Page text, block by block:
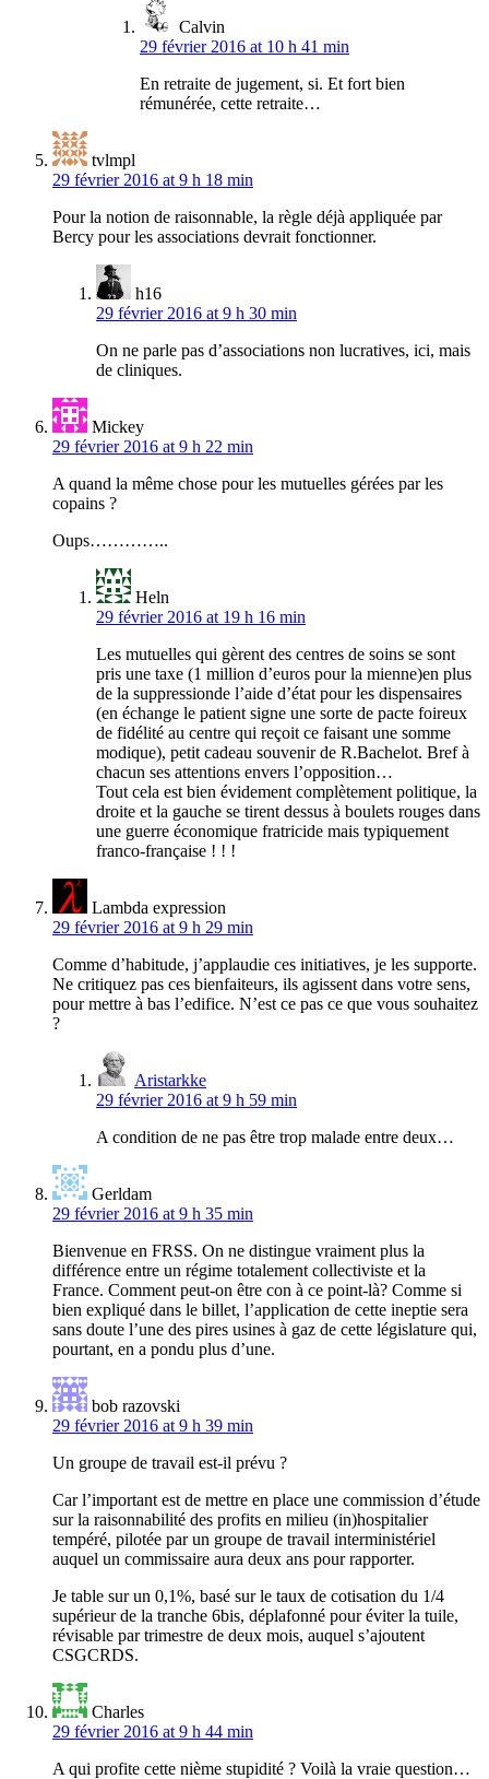
Calvin
29 février 2016 at 10 h 41 min
En retraite de jugement, si. Et fort bien
rémunérée, cette retraite…
tvlmpl
29 février 2016 at 9 h 18 min
Pour la notion de raisonnable, la règle déjà appliquée par
Bercy pour les associations devrait fonctionner.
h16
29 février 2016 at 9 h 30 min
On ne parle pas d’associations non lucratives, ici, mais
de cliniques.
Mickey
29 février 2016 at 9 h 22 min
A quand la même chose pour les mutuelles gérées par les
copains ?
Oups…………..
Heln
29 février 2016 at 19 h 16 min
Les mutuelles qui gèrent des centres de soins se sont
pris une taxe (1 million d’euros pour la mienne)en plus
de la suppressionde l’aide d’état pour les dispensaires
(en échange le patient signe une sorte de pacte foireux
de fidélité au centre qui reçoit ce faisant une somme
modique), petit cadeau souvenir de R.Bachelot. Bref à
chacun ses attentions envers l’opposition…
Tout cela est bien évidement complètement politique, la
droite et la gauche se tirent dessus à boulets rouges dans
une guerre économique fratricide mais typiquement
franco-française ! ! !
Lambda expression
29 février 2016 at 9 h 29 min
Comme d’habitude, j’applaudie ces initiatives, je les supporte.
Ne critiquez pas ces bienfaiteurs, ils agissent dans votre sens,
pour mettre à bas l’edifice. N’est ce pas ce que vous souhaitez
?
Aristarkke
29 février 2016 at 9 h 59 min
A condition de ne pas être trop malade entre deux…
Gerldam
29 février 2016 at 9 h 35 min
Bienvenue en FRSS. On ne distingue vraiment plus la
différence entre un régime totalement collectiviste et la
France. Comment peut-on être con à ce point-là? Comme si
bien expliqué dans le billet, l’application de cette ineptie sera
sans doute l’une des pires usines à gaz de cette législature qui,
pourtant, en a pondu plus d’une.
bob razovski
29 février 2016 at 9 h 39 min
Un groupe de travail est-il prévu ?
Car l’important est de mettre en place une commission d’étude
sur la raisonnabilité des profits en milieu (in)hospitalier
tempéré, pilotée par un groupe de travail interministériel
auquel un commissaire aura deux ans pour rapporter.
Je table sur un 0,1%, basé sur le taux de cotisation du 1/4
supérieur de la tranche 6bis, déplafonné pour éviter la tuile,
révisable par trimestre de deux mois, auquel s’ajoutent
CSGCRDS.
Charles
29 février 2016 at 9 h 44 min
A qui profite cette nième stupidité ? Voilà la vraie question…